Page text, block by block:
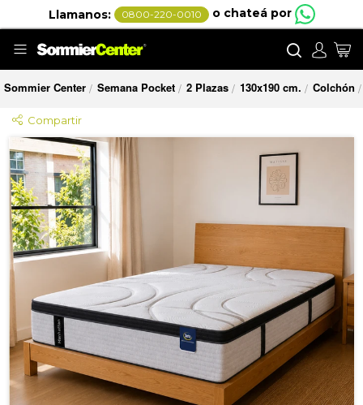
Llamanos: 0800-220-0010 o chateá por
Buscar
Sommier Center / Semana Pocket / 2 Plazas / 130x190 cm. / Colchón /
Compartir
Saltar
al
final
de
la
galería
de
imágenes